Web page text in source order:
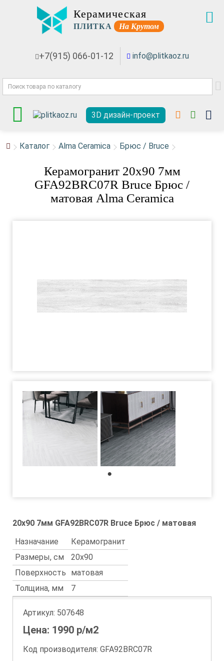
Керамическая
ПЛИТКА На Крутом
+7(915) 066-01-12 info@plitkaoz.ru
3D дизайн-проект
Каталог Alma Ceramica Брюс / Bruce
Керамогранит 20x90 7мм
GFA92BRC07R Bruce Брюс /
матовая Alma Ceramica
20x90 7мм GFA92BRC07R Bruce Брюс / матовая
Назначание
Керамогранит
Размеры, см
20x90
Поверхность
матовая
Толщина, мм
7
Артикул: 507648
Цена: 1990 р/м2
Код производителя: GFA92BRC07R